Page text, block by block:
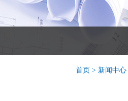
首页 > 新闻中心